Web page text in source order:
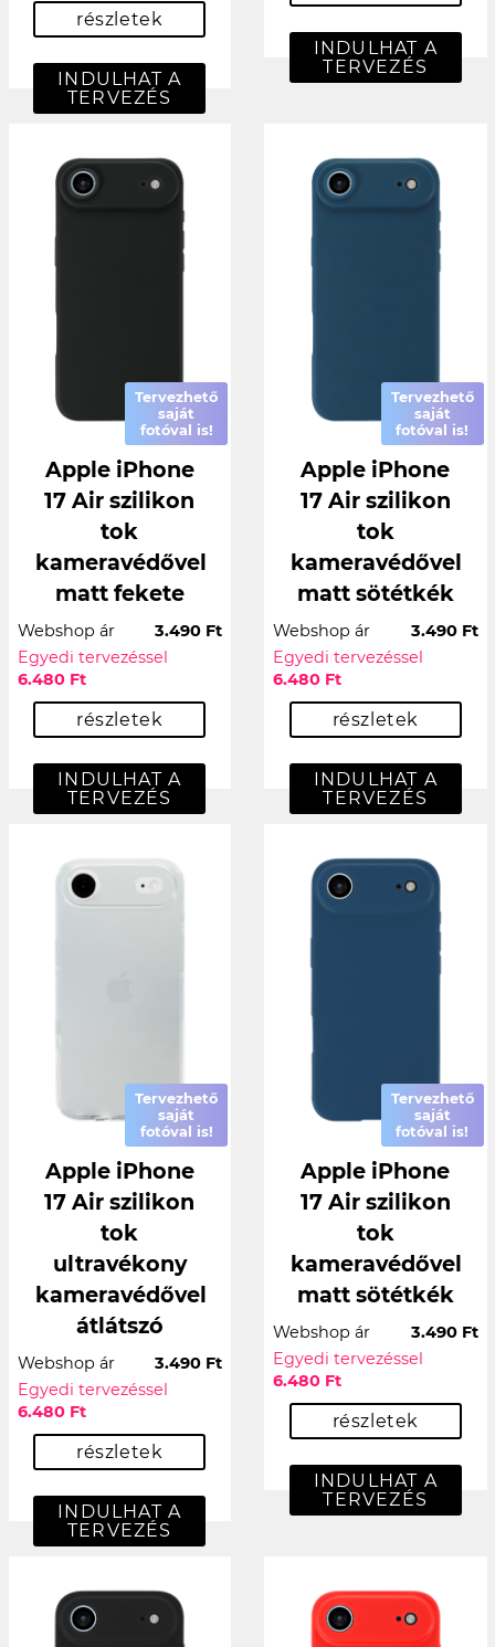
részletek
INDULHAT A
TERVEZÉS
INDULHAT A
TERVEZÉS
Tervezhető
saját
fotóval is!
Apple iPhone
17 Air szilikon
tok
kameravédővel
matt fekete
Webshop ár
3.490 Ft
Egyedi tervezéssel
6.480 Ft
részletek
INDULHAT A
TERVEZÉS
Tervezhető
saját
fotóval is!
Apple iPhone
17 Air szilikon
tok
kameravédővel
matt sötétkék
Webshop ár
3.490 Ft
Egyedi tervezéssel
6.480 Ft
részletek
INDULHAT A
TERVEZÉS
Tervezhető
saját
fotóval is!
Apple iPhone
17 Air szilikon
tok
ultravékony
kameravédővel
átlátszó
Webshop ár
3.490 Ft
Egyedi tervezéssel
6.480 Ft
részletek
INDULHAT A
TERVEZÉS
Tervezhető
saját
fotóval is!
Apple iPhone
17 Air szilikon
tok
kameravédővel
matt sötétkék
Webshop ár
3.490 Ft
Egyedi tervezéssel
6.480 Ft
részletek
INDULHAT A
TERVEZÉS